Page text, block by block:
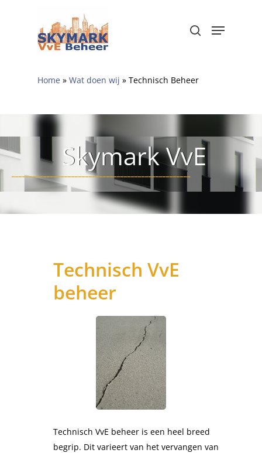
search
Menu
Home » Wat doen wij » Technisch Beheer
___________________________________________________
Skymark VvE
Technisch VvE
beheer
Technisch VvE beheer is een heel breed
begrip. Dit varieert van het vervangen van